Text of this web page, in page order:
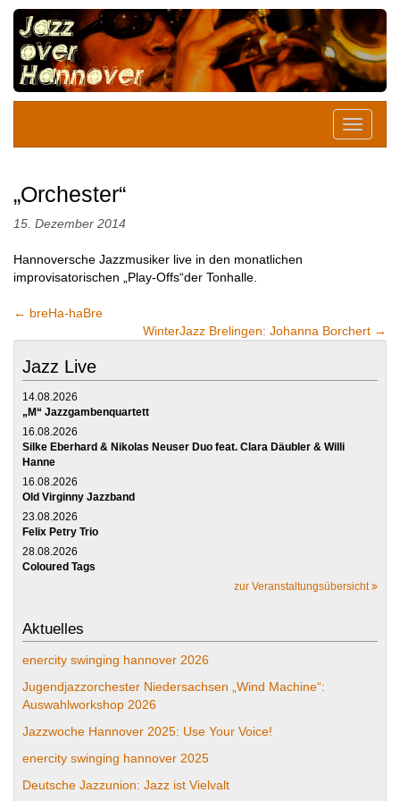
„Orchester“
15. Dezember 2014
Hannoversche Jazzmusiker live in den monatlichen
improvisatorischen „Play-Offs“der Tonhalle.
← breHa-haBre
WinterJazz Brelingen: Johanna Borchert →
Jazz Live
14.08.2026
„M“ Jazzgambenquartett
16.08.2026
Silke Eberhard & Nikolas Neuser Duo feat. Clara Däubler & Willi
Hanne
16.08.2026
Old Virginny Jazzband
23.08.2026
Felix Petry Trio
28.08.2026
Coloured Tags
zur Veranstaltungsübersicht
Aktuelles
enercity swinging hannover 2026
Jugendjazzorchester Niedersachsen „Wind Machine“:
Auswahlworkshop 2026
Jazzwoche Hannover 2025: Use Your Voice!
enercity swinging hannover 2025
Deutsche Jazzunion: Jazz ist Vielvalt